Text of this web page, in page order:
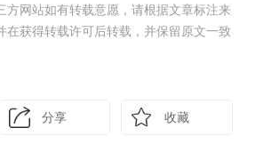
方网站如有转载意愿，请根据文章标注来
在获得转载许可后转载，并保留原文一致
分享 收藏